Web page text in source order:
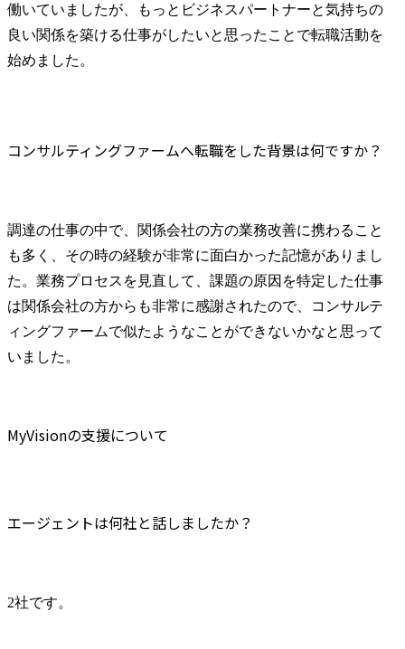
働いていましたが、もっとビジネスパートナーと気持ちの
良い関係を築ける仕事がしたいと思ったことで転職活動を
始めました。
コンサルティングファームへ転職をした背景は何ですか？
調達の仕事の中で、関係会社の方の業務改善に携わること
も多く、その時の経験が非常に面白かった記憶がありまし
た。業務プロセスを見直して、課題の原因を特定した仕事
は関係会社の方からも非常に感謝されたので、コンサルテ
ィングファームで似たようなことができないかなと思って
いました。
MyVisionの支援について
エージェントは何社と話しましたか？
2社です。